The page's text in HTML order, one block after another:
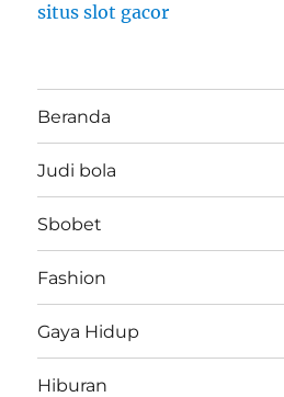
situs slot gacor
Beranda
Judi bola
Sbobet
Fashion
Gaya Hidup
Hiburan